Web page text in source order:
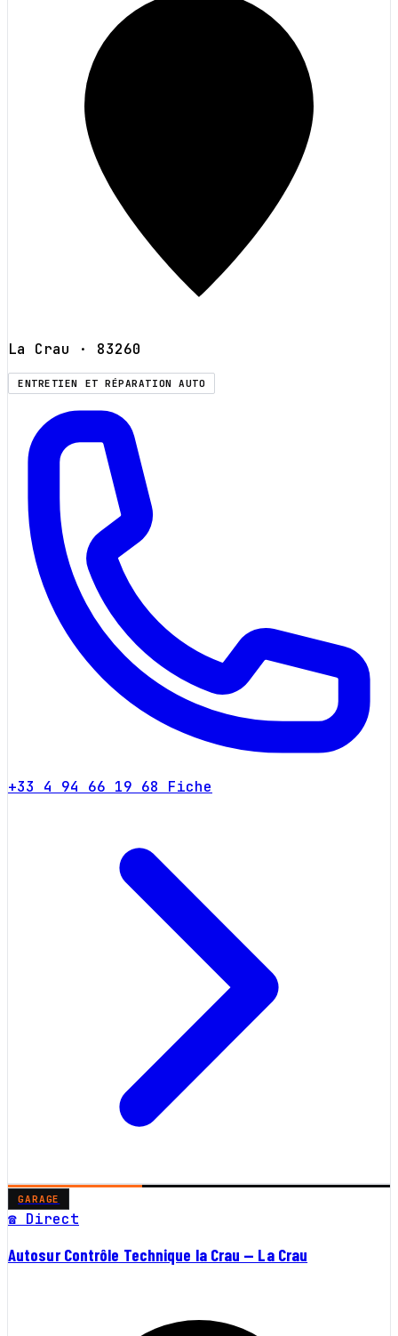
La Crau · 83260
ENTRETIEN ET RÉPARATION AUTO
+33 4 94 66 19 68 Fiche
GARAGE
☎ Direct
Autosur Contrôle Technique la Crau — La Crau